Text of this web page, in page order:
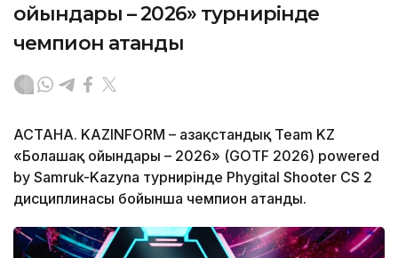
ойындары – 2026» турнирінде
чемпион атанды
АСТАНА. KAZINFORM – Қазақстандық Team KZ
«Болашақ ойындары – 2026» (GOTF 2026) powered
by Samruk-Kazyna турнирінде Phygital Shooter CS 2
дисциплинасы бойынша чемпион атанды.